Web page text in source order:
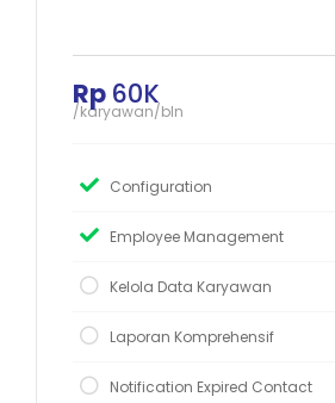
Rp 60K
/karyawan/bln
Configuration
Employee Management
Kelola Data Karyawan
Laporan Komprehensif
Notification Expired Contact